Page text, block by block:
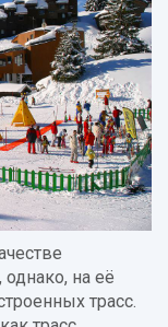
на её
трасс.